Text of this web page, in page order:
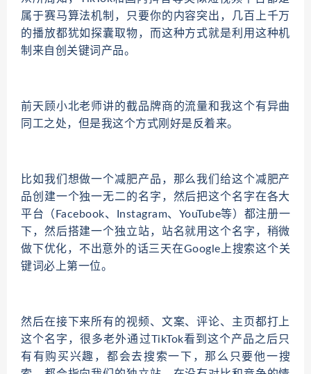
属于赛马算法机制，只要你的内容突出，几百上千万
的播放都犹如探囊取物，而这种方式就是利用这种机
制来自创关键词产品。
前天顾小北老师讲的截品牌商的流量和我这个有异曲
同工之处，但是我这个方式刚好是反着来。
比如我们想做一个减肥产品，那么我们给这个减肥产
品创建一个独一无二的名字，然后把这个名字在各大
平台（Facebook、Instagram、YouTube等）都注册一
下，然后搭建一个独立站，站名就用这个名字，稍微
做下优化，不出意外的话三天在Google上搜索这个关
键词必上第一位。
然后在接下来所有的视频、文案、评论、主页都打上
这个名字，很多老外通过TikTok看到这个产品之后只
有有购买兴趣，都会去搜索一下，那么只要他一搜